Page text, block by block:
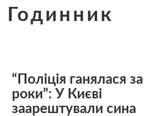
Годинник
“Поліція ганялася
роки”: У Києві
заарештували сина